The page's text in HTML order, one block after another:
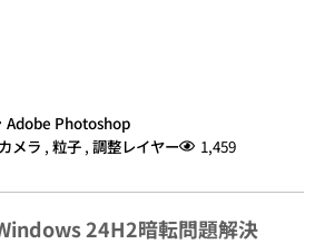
Adobe Photoshop
メラ , 粒子 , 調整レイヤー 1,459
24H2暗転問題解決